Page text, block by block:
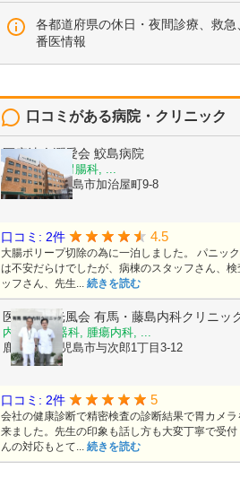
各都道府県の休日・夜間診療、救急
番医情報
口コミがある病院・クリニック
医療法人潤愛会 鮫島病院
内科, 外科, 胃腸科, ...
鹿児島県鹿児島市加治屋町9-8
口コミ: 2件 4.5
大腸ポリープ切除の為に一泊しました。 パニッ
は不安だらけでしたが、病棟のスタッフさん、検
ッフさん、先生... 続きを読む
医療法人光風会 有馬・藤島内科クリニッ
内科, 消化器科, 腫瘍内科, ...
鹿児島県鹿児島市与次郎1丁目3-12
口コミ: 2件 5
会社の健康診断で精密検査の診断結果で胃カメラ
来ました。先生の印象も話し方も大変丁寧で受付
んの対応もとて... 続きを読む